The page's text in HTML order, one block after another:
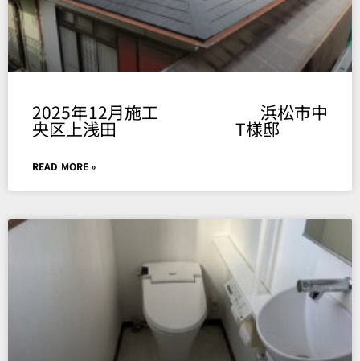
2025年12月施工 浜松市中
央区上浅田 T様邸
READ MORE »